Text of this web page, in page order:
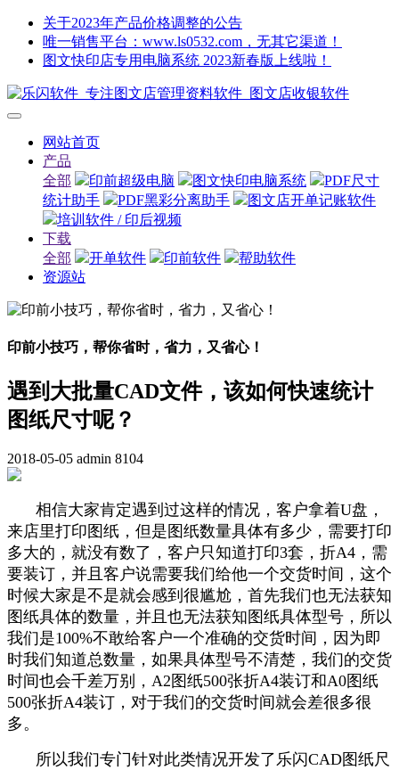
关于2023年产品价格调整的公告
唯一销售平台：www.ls0532.com，无其它渠道！
图文快印店专用电脑系统 2023新春版上线啦！
网站首页
产品
全部
印前超级电脑 图文快印电脑系统
PDF尺寸
统计助手
PDF黑彩分离助手
图文店开单记账软件
培训软件 / 印后视频
下载
全部
开单软件 印前软件
帮助软件
资源站
印前小技巧，帮你省时，省力，又省心！
遇到大批量CAD文件，该如何快速统计
图纸尺寸呢？
2018-05-05 admin 8104
相信大家肯定遇到过这样的情况，客户拿着U盘，
来店里打印图纸，但是图纸数量具体有多少，需要打印
多大的，就没有数了，客户只知道打印3套，折A4，需
要装订，并且客户说需要我们给他一个交货时间，这个
时候大家是不是就会感到很尴尬，首先我们也无法获知
图纸具体的数量，并且也无法获知 图纸具体型号，所以
我们是100%不敢给客户一个准确的交货时间，因为即
时我们知道总数量，如果具体型号不清楚，我们的交货
时间也会千差万别，A2图纸500张折A4装订和A0图纸
500张折A4装订 ，对于我们的交货时间就会差很多很
多。
所以我们专门针对此类情况开发了乐闪CAD图纸尺